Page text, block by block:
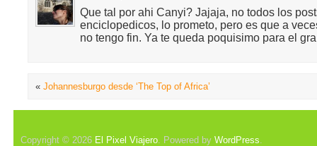
Que tal por ahi Canyi? Jajaja, no todos los
enciclopedicos, lo prometo, pero es que a
no tengo fin. Ya te queda poquisimo para el
« Johannesburgo desde ‘The Top of Africa’
Copyright © 2026 El Pixel Viajero. Powered by WordPress.